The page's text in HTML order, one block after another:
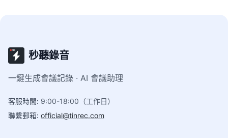
秒聽錄音
一鍵生成會議記錄 · AI 會議助理
客服時間: 9:00-18:00（工作日）
聯繫郵箱: official@tinrec.com